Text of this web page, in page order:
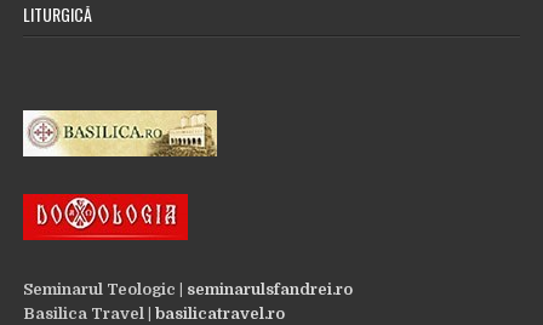
LITURGICĂ
Seminarul Teologic | seminarulsfandrei.ro
Basilica Travel |basilicatravel.ro